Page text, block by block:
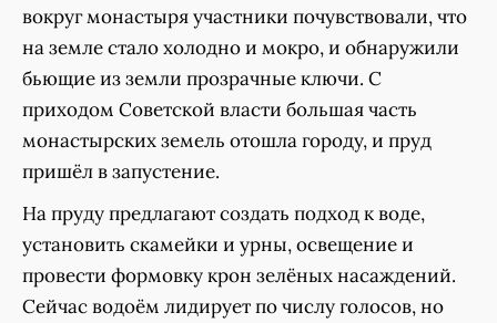
вокруг монастыря участники почувствовали, что
на земле стало холодно и мокро, и обнаружили
бьющие из земли прозрачные ключи. С
приходом Советской власти большая часть
монастырских земель отошла городу, и пруд
пришёл в запустение.
На пруду предлагают создать подход к воде,
установить скамейки и урны, освещение и
провести формовку крон зелёных насаждений.
Сейчас водоём лидирует по числу голосов, но